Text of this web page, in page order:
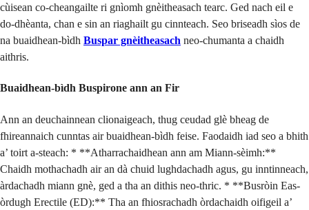
cùisean co-cheangailte ri gnìomh gnèitheasach tearc. Ged nach eil e
do-dhèanta, chan e sin an riaghailt gu cinnteach. Seo briseadh sìos de
na buaidhean-bìdh Buspar gnèitheasach neo-chumanta a chaidh
aithris.
Buaidhean-bìdh Buspirone ann an Fir
Ann an deuchainnean clionaigeach, thug ceudad glè bheag de
fhireannaich cunntas air buaidhean-bìdh feise. Faodaidh iad seo a bhith
a’ toirt a-steach: * **Atharrachaidhean ann am Miann-sèimh:**
Chaidh mothachadh air an dà chuid lughdachadh agus, gu inntinneach,
àrdachadh miann gnè, ged a tha an dithis neo-thric. * **Busròin Eas-
òrdugh Erectile (ED):** Tha an fhiosrachadh òrdachaidh oifigeil a’